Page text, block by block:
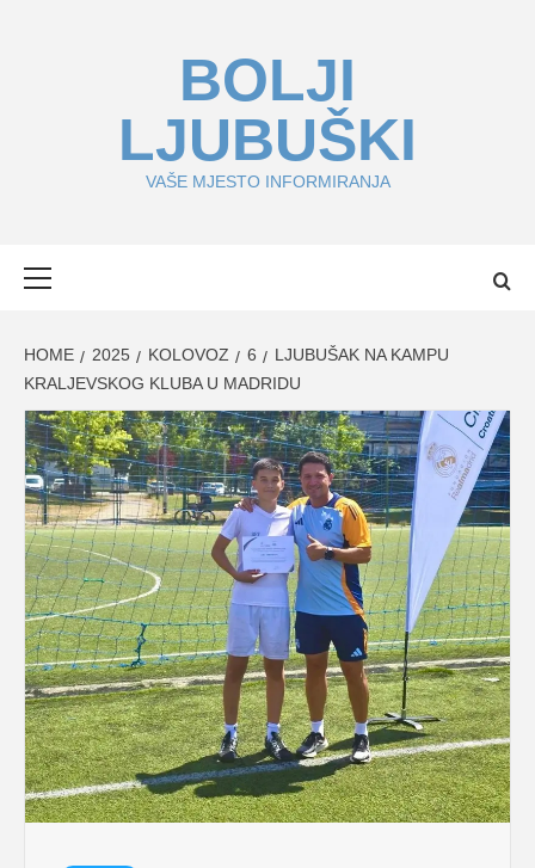
BOLJI
LJUBUŠKI
VAŠE MJESTO INFORMIRANJA
HOME 2025 KOLOVOZ 6
LJUBUŠAK NA KAMPU
KRALJEVSKOG KLUBA U MADRIDU